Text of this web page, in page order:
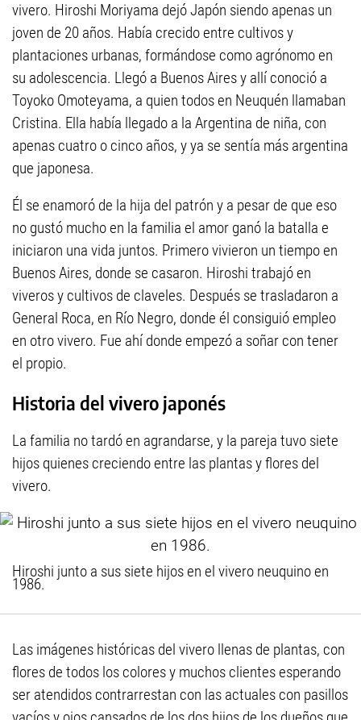
vivero. Hiroshi Moriyama dejó Japón siendo apenas un
joven de 20 años. Había crecido entre cultivos y
plantaciones urbanas, formándose como agrónomo en
su adolescencia. Llegó a Buenos Aires y allí conoció a
Toyoko Omoteyama, a quien todos en Neuquén llamaban
Cristina. Ella había llegado a la Argentina de niña, con
apenas cuatro o cinco años, y ya se sentía más argentina
que japonesa.
Él se enamoró de la hija del patrón y a pesar de que eso
no gustó mucho en la familia el amor ganó la batalla e
iniciaron una vida juntos. Primero vivieron un tiempo en
Buenos Aires, donde se casaron. Hiroshi trabajó en
viveros y cultivos de claveles. Después se trasladaron a
General Roca, en Río Negro, donde él consiguió empleo
en otro vivero. Fue ahí donde empezó a soñar con tener
el propio.
Historia del vivero japonés
La familia no tardó en agrandarse, y la pareja tuvo siete
hijos quienes creciendo entre las plantas y flores del
vivero.
Hiroshi junto a sus siete hijos en el vivero neuquino en
1986.
Las imágenes históricas del vivero llenas de plantas, con
flores de todos los colores y muchos clientes esperando
ser atendidos contrarrestan con las actuales con pasillos